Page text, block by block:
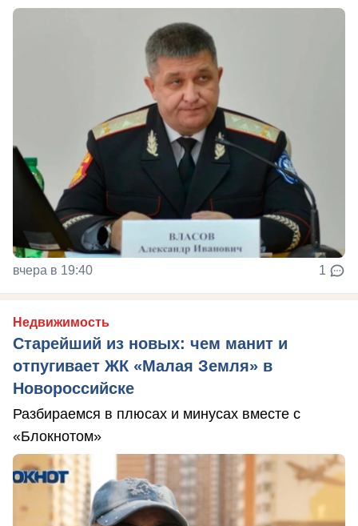
вчера в 19:40 1
Недвижимость
Старейший из новых: чем манит и
отпугивает ЖК «Малая Земля» в
Новороссийске
Разбираемся в плюсах и минусах вместе с
«Блокнотом»